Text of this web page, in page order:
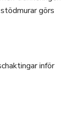
görs
inför